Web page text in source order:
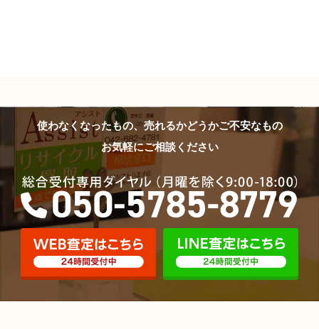
使わなくなったもの、売れるかどうかご不安なもの
お気軽にご相談ください